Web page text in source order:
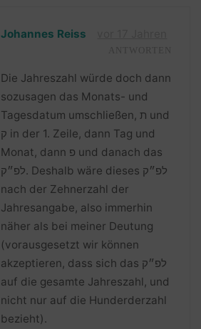
Johannes Reiss
Die Jahreszahl würde doch dann
sozusagen das Monats- und
Tagesdatum umschließen, ת und
ק in der 1. Zeile, dann Tag und
Monat, dann פ und danach das
לפ״ק. Deshalb wäre dieses לפ״ק
nach der Zehnerzahl der
Jahresangabe, also immerhin
näher als bei meiner Deutung
(vorausgesetzt wir können
akzeptieren, dass sich das לפ״ק
auf die gesamte Jahreszahl, und
nicht nur auf die Hunderderzahl
bezieht).